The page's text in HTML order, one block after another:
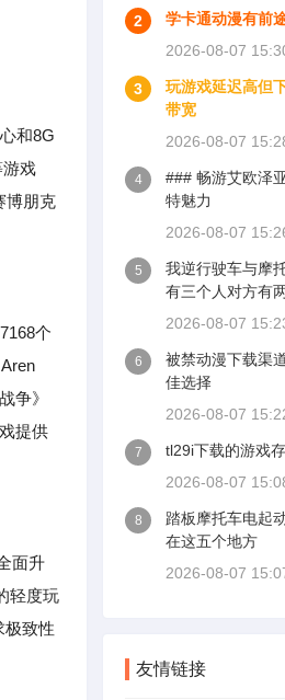
和8G
戏
博朋克
个
争》
提供
面升
轻度玩
极致性
2
学卡通动漫有前
2026-08-07
3
玩游戏延迟高但
带宽
2026-08-07
4
### 畅游艾欧泽
特魅力
2026-08-07
5
我逆行驶车与摩
有三个人对方有
2026-08-07
6
被禁动漫下载渠
佳选择
2026-08-07
7
tl29i下载的游戏
2026-08-07
8
踏板摩托车电起
在这五个地方
2026-08-07
友情链接